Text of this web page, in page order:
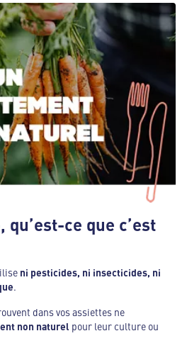
ce que c’est
ni pesticides, ni insecticides, ni
.
dans vos assiettes ne
non naturel pour leur culture ou